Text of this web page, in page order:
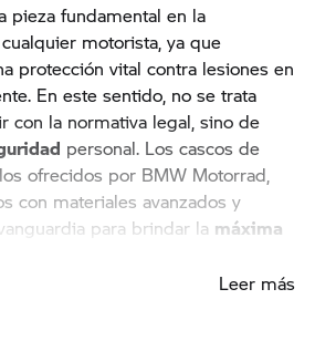
pieza fundamental en la
motorista, ya que
protección vital contra lesiones en
En este sentido, no se trata
con la normativa legal, sino de
personal. Los cascos de
ofrecidos por BMW Motorrad,
con materiales avanzados y
para brindar la máxima
Leer más